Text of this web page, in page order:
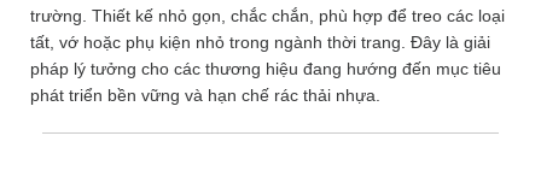
trường. Thiết kế nhỏ gọn, chắc chắn, phù hợp để treo các loại
tất, vớ hoặc phụ kiện nhỏ trong ngành thời trang. Đây là giải
pháp lý tưởng cho các thương hiệu đang hướng đến mục tiêu
phát triển bền vững và hạn chế rác thải nhựa.